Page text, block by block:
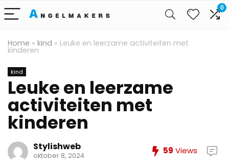
0
Home » kind » Leuke en leerzame activiteiten met
kinderen
kind
Leuke en leerzame
activiteiten met
kinderen
Stylishweb
oktober 8, 2024 59 Views